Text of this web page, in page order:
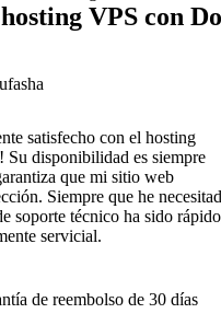
VPS con
satisfecho con el hosting
Su disponibilidad es siempre
que mi sitio web
Siempre que he
soporte técnico ha sido
servicial.
de reembolso de 30 días